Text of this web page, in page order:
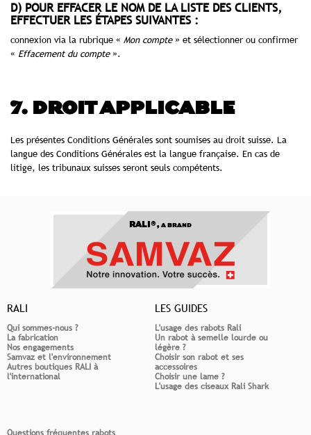
D) POUR EFFACER LE NOM DE LA LISTE DES CLIENTS,
EFFECTUER LES ÉTAPES SUIVANTES :
connexion via la rubrique « Mon compte» et sélectionner ou confirmer
« Effacement du compte».
7. DROIT APPLICABLE
Les présentes Conditions Générales sont soumises au droit suisse. La
langue des Conditions Générales est la langue française. En cas de
litige, les tribunaux suisses seront seuls compétents.
RALI®,A BRAND
RALI
Qui sommes-nous ?
La fabrication
Nos engagements
Samvaz et l'environnement
Autres boutiques RALI à
l'international
LES GUIDES
L'usage des rabots Rali
Un rabot à semelle lourde ou
légère ?
Choisir son rabot et ses
accessoires
Choisir une lame ?
L'usage des ciseaux Rali Shark
Questions fréquentes rabots